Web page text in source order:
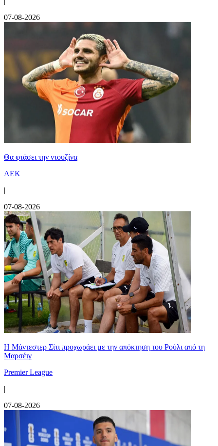
07-08-2026
Θα φτάσει την ντουζίνα
ΑΕΚ
|
07-08-2026
Η Μάντεστερ Σίτι προχωράει με την απόκτηση του Ρούλι από τη
Μαρσέιγ
Premier League
|
07-08-2026